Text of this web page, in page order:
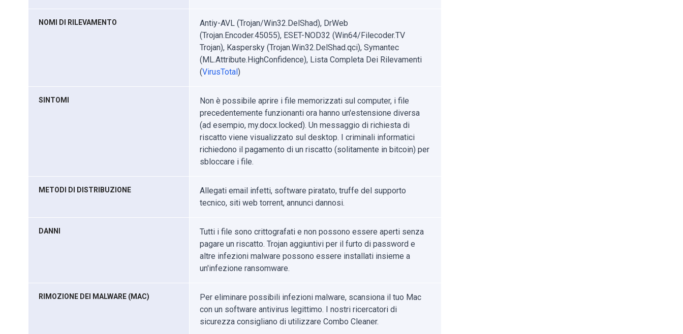
NOMI DI RILEVAMENTO
Antiy-AVL (Trojan/Win32.DelShad), DrWeb
(Trojan.Encoder.45055), ESET-NOD32 (Win64/Filecoder.TV
Trojan), Kaspersky (Trojan.Win32.DelShad.qci), Symantec
(ML.Attribute.HighConfidence), Lista Completa Dei Rilevamenti
(VirusTotal)
SINTOMI
Non è possibile aprire i file memorizzati sul computer, i file
precedentemente funzionanti ora hanno un'estensione diversa
(ad esempio, my.docx.locked). Un messaggio di richiesta di
riscatto viene visualizzato sul desktop. I criminali informatici
richiedono il pagamento di un riscatto (solitamente in bitcoin) per
sbloccare i file.
METODI DI DISTRIBUZIONE
Allegati email infetti, software piratato, truffe del supporto
tecnico, siti web torrent, annunci dannosi.
DANNI
Tutti i file sono crittografati e non possono essere aperti senza
pagare un riscatto. Trojan aggiuntivi per il furto di password e
altre infezioni malware possono essere installati insieme a
un'infezione ransomware.
RIMOZIONE DEI MALWARE (MAC)
Per eliminare possibili infezioni malware, scansiona il tuo Mac
con un software antivirus legittimo. I nostri ricercatori di
sicurezza consigliano di utilizzare Combo Cleaner.